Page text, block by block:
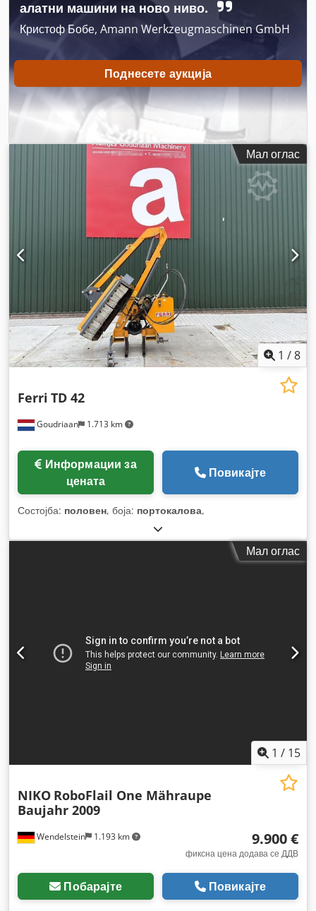
алатни машини на ново ниво.
Кристоф Бобе, Amann Werkzeugmaschinen GmbH
Поднесете аукција
Мал оглас
1 /8
Goudriaan 1.713 km
Ferri TD 42
цената
Повикајте
Состојба: половен, боја: портокалова,
Мал оглас
1 / 15
Wendelstein 1.193 km
NIKO RoboFlail One Mähraupe
Baujahr 2009
9.900 €
фиксна цена додава се ДДВ
Побарајте Повикајте